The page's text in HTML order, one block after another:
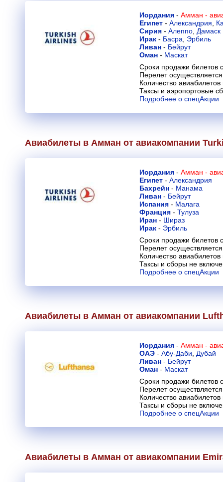
Иордания - Амман -
Египет - Александрия
Сирия - Алеппо Дамаск
Ирак - Басра
Эрбиль
Ливан - Бейрут
Оман - Маскат
Сроки продажи билетов
Перелет
Количество
Таксы и аэропортовые
Подробнее о спецАкции
Авиабилеты в Амман от авиакомпании
Иордания - Амман -
Египет - Александрия
Бахрейн - Манама
Ливан - Бейрут
Испания - Малага
Франция - Тулуза
Иран - Шираз
Ирак - Эрбиль
Сроки продажи билетов
Перелет
Количество
Таксы и сборы не
Подробнее о спецАкции
Авиабилеты в Амман от авиакомпании
Иордания - Амман -
ОАЭ - Абу-Даби
Дубай
Ливан - Бейрут
Оман - Маскат
Сроки продажи билетов
Перелет
Количество
Таксы и сборы не
Подробнее о спецАкции
Авиабилеты в Амман от авиакомпании